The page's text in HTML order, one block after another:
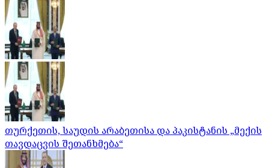
თურქეთის, საუდის არაბეთისა და პაკისტანის „მექის
თავდაცვის შეთანხმება“